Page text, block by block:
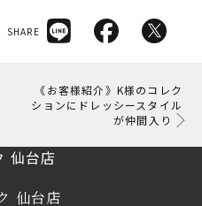
SHARE
《お客様紹介》K様のコレク
ションにドレッシースタイル
が仲間入り
仙台店